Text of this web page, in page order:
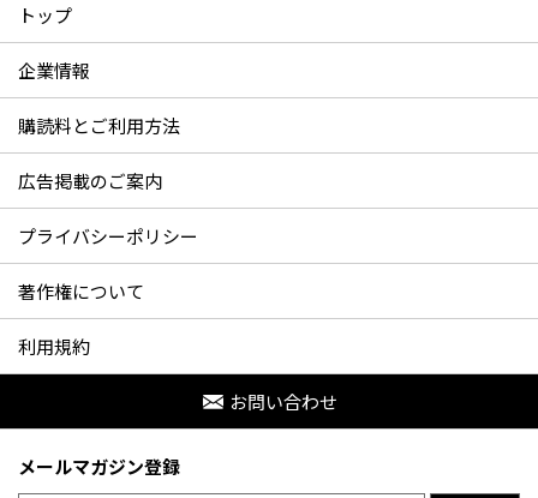
トップ
企業情報
購読料とご利用方法
広告掲載のご案内
プライバシーポリシー
著作権について
利用規約
お問い合わせ
メールマガジン登録